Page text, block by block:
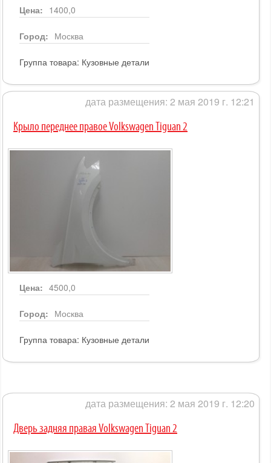
Цена: 1400,0
Город: Москва
Группа товара: Кузовные детали
дата размещения: 2 мая 2019 г. 12:21
Крыло переднее правое Volkswagen Tiguan 2
Цена: 4500,0
Город: Москва
Группа товара: Кузовные детали
дата размещения: 2 мая 2019 г. 12:20
Дверь задняя правая Volkswagen Tiguan 2